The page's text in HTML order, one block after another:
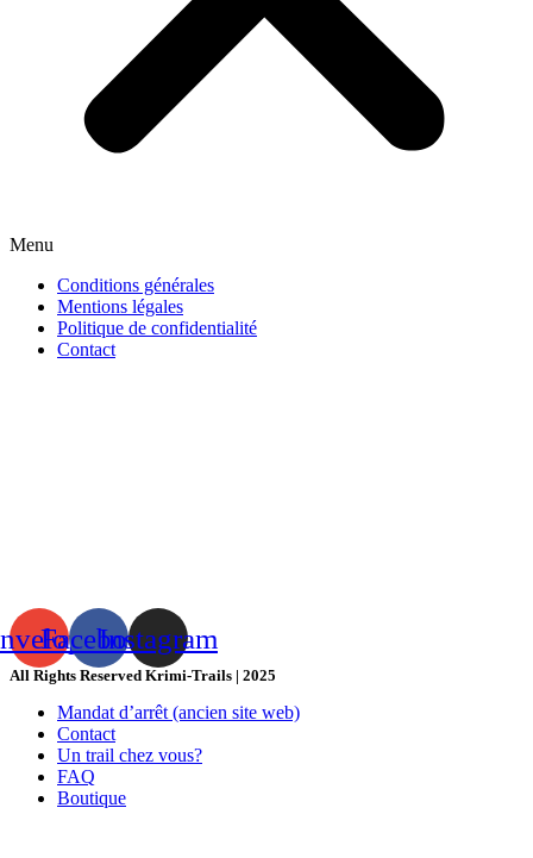
Menu
Conditions générales
Mentions légales
Politique de confidentialité
Contact
FacebookInstagram
All Rights Reserved Krimi-Trails | 2025
Mandat d’arrêt (ancien site web)
Contact
Un trail chez vous?
FAQ
Boutique